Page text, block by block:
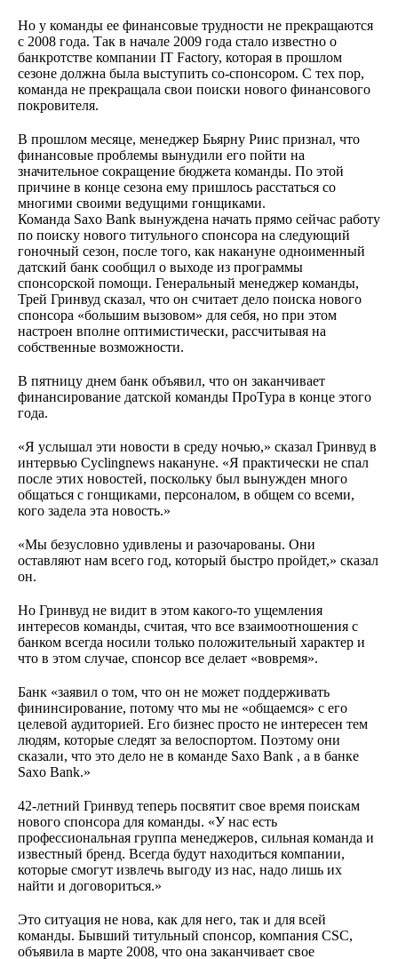
Но у команды ее финансовые трудности не прекращаются
с 2008 года. Так в начале 2009 года стало известно о
банкротстве компании IT Factory, которая в прошлом
сезоне должна была выступить со-спонсором. С тех пор,
команда не прекращала свои поиски нового финансового
покровителя.
В прошлом месяце, менеджер Бьярну Риис признал, что
финансовые проблемы вынудили его пойти на
значительное сокращение бюджета команды. По этой
причине в конце сезона ему пришлось расстаться со
многими своими ведущими гонщиками.
Команда Saxo Bank вынуждена начать прямо сейчас работу
по поиску нового титульного спонсора на следующий
гоночный сезон, после того, как накануне одноименный
датский банк сообщил о выходе из программы
спонсорской помощи. Генеральный менеджер команды,
Трей Гринвуд сказал, что он считает дело поиска нового
спонсора «большим вызовом» для себя, но при этом
настроен вполне оптимистически, рассчитывая на
собственные возможности.
В пятницу днем банк объявил, что он заканчивает
финансирование датской команды ПроТура в конце этого
года.
«Я услышал эти новости в среду ночью,» сказал Гринвуд в
интервью Cyclingnews накануне. «Я практически не спал
после этих новостей, поскольку был вынужден много
общаться с гонщиками, персоналом, в общем со всеми,
кого задела эта новость.»
«Мы безусловно удивлены и разочарованы. Они
оставляют нам всего год, который быстро пройдет,» сказал
он.
Но Гринвуд не видит в этом какого-то ущемления
интересов команды, считая, что все взаимоотношения с
банком всегда носили только положительный характер и
что в этом случае, спонсор все делает «вовремя».
Банк «заявил о том, что он не может поддерживать
фининсирование, потому что мы не «общаемся» с его
целевой аудиторией. Его бизнес просто не интересен тем
людям, которые следят за велоспортом. Поэтому они
сказали, что это дело не в команде Saxo Bank , а в банке
Saxo Bank.»
42-летний Гринвуд теперь посвятит свое время поискам
нового спонсора для команды. «У нас есть
профессиональная группа менеджеров, сильная команда и
известный бренд. Всегда будут находиться компании,
которые смогут извлечь выгоду из нас, надо лишь их
найти и договориться.»
Это ситуация не нова, как для него, так и для всей
команды. Бывший титульный спонсор, компания CSC,
объявила в марте 2008, что она заканчивает свое